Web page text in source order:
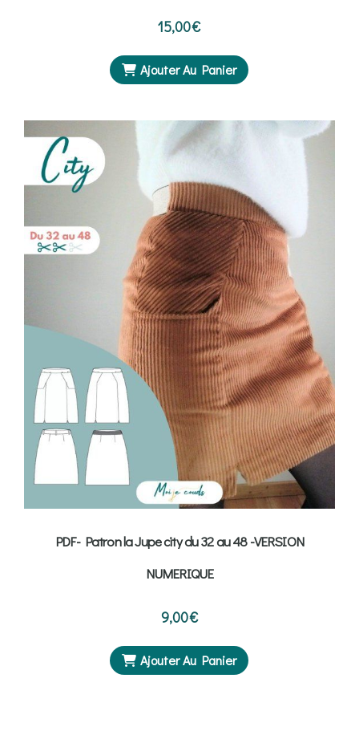
15,00€
Ajouter Au Panier
PDF- Patron la Jupe city du 32 au 48 -VERSION
NUMERIQUE
9,00€
Ajouter Au Panier